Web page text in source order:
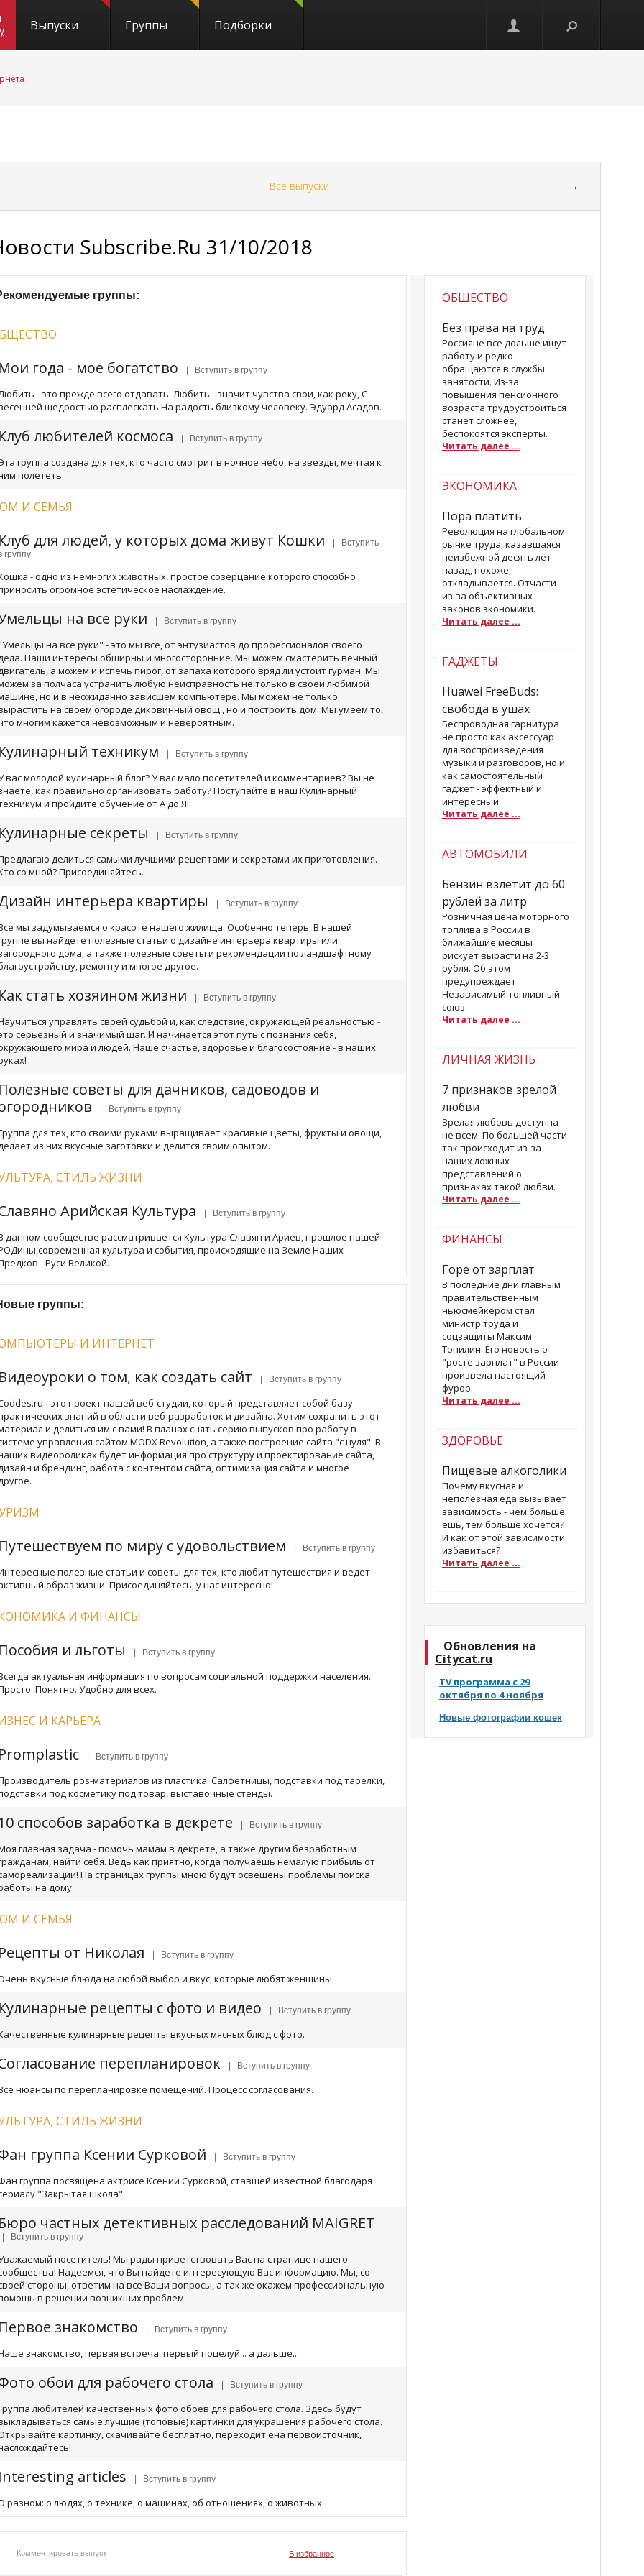
Выпуски Группы Подборки
Все выпуски →
Subscribe.Ru 31/10/2018
группы:
года - мое богатство | Вступить в группу
- это прежде всего отдавать. Любить - значит чувства свои, как реку, С
щедростью расплескать На радость близкому человеку. Эдуард Асадов.
любителей космоса | Вступить в группу
группа создана для тех, кто часто смотрит в ночное небо, на звезды, мечтая к
полететь.
И СЕМЬЯ
для людей, у которых дома живут Кошки
| Вступить
группу
- одно из немногих животных, простое созерцание которого способно
огромное эстетическое наслаждение.
на все руки | Вступить в группу
на все руки" - это мы все, от энтузиастов до профессионалов своего
Наши интересы обширны и многосторонние. Мы можем смастерить вечный
а можем и испечь пирог, от запаха которого вряд ли устоит гурман. Мы
за полчаса устранить любую неисправность не только в своей любимой
но и в неожиданно зависшем компьютере. Мы можем не только
на своем огороде диковинный овощ , но и построить дом. Мы умеем то,
многим кажется невозможным и невероятным.
техникум | Вступить в группу
вас молодой кулинарный блог? У вас мало посетителей и комментариев? Вы не
как правильно организовать работу? Поступайте в наш Кулинарный
и пройдите обучение от А до Я!
секреты | Вступить в группу
делиться самыми лучшими рецептами и секретами их приготовления.
со мной? Присоединяйтесь.
интерьера квартиры | Вступить в группу
мы задумываемся о красоте нашего жилища. Особенно теперь. В нашей
вы найдете полезные статьи о дизайне интерьера квартиры или
дома, а также полезные советы и рекомендации по ландшафтному
ремонту и многое другое.
стать хозяином жизни | Вступить в группу
управлять своей судьбой и, как следствие, окружающей реальностью -
серьезный и значимый шаг. И начинается этот путь с познания себя,
мира и людей. Наше счастье, здоровье и благосостояние - в наших
советы для дачников, садоводов и
| Вступить в группу
для тех, кто своими руками выращивает красивые цветы, фрукты и овощи,
из них вкусные заготовки и делится своим опытом.
СТИЛЬ ЖИЗНИ
Арийская Культура | Вступить в группу
данном сообществе рассматривается Культура Славян и Ариев, прошлое нашей
культура и события, происходящие на Земле Наших
- Руси Великой.
группы:
И ИНТЕРНЕТ
о том, как создать сайт | Вступить в группу
- это проект нашей веб-студии, который представляет собой базу
знаний в области веб-разработок и дизайна. Хотим сохранить этот
и делиться им с вами! В планах снять серию выпусков про работу в
управления сайтом MODX Revolution, а также построение сайта "с нуля". В
видеороликах будет информация про структуру и проектирование сайта,
и брендинг, работа с контентом сайта, оптимизация сайта и многое
по миру с удовольствием | Вступить в группу
полезные статьи и советы для тех, кто любит путешествия и ведет
образ жизни. Присоединяйтесь, у нас интересно!
И ФИНАНСЫ
и льготы | Вступить в группу
актуальная информация по вопросам социальной поддержки населения.
Понятно. Удобно для всех.
И КАРЬЕРА
| Вступить в группу
pos-материалов из пластика. Салфетницы, подставки под тарелки,
под косметику под товар, выставочные стенды.
способов заработка в декрете | Вступить в группу
главная задача - помочь мамам в декрете, а также другим безработным
найти себя. Ведь как приятно, когда получаешь немалую прибыль от
На страницах группы мною будут освещены проблемы поиска
на дому.
И СЕМЬЯ
от Николая | Вступить в группу
вкусные блюда на любой выбор и вкус, которые любят женщины.
рецепты с фото и видео | Вступить в группу
кулинарные рецепты вкусных мясных блюд с фото.
перепланировок | Вступить в группу
нюансы по перепланировке помещений. Процесс согласования.
СТИЛЬ ЖИЗНИ
группа Ксении Сурковой | Вступить в группу
группа посвящена актрисе Ксении Сурковой, ставшей известной благодаря
"Закрытая школа".
частных детективных расследований MAIGRET
Вступить в группу
посетитель! Мы рады приветствовать Вас на странице нашего
Надеемся, что Вы найдете интересующую Вас информацию. Мы, со
стороны, ответим на все Ваши вопросы, а так же окажем профессиональную
в решении возникших проблем.
знакомство | Вступить в группу
знакомство, первая встреча, первый поцелуй... а дальше...
обои для рабочего стола | Вступить в группу
любителей качественных фото обоев для рабочего стола. Здесь будут
самые лучшие (топовые) картинки для украшения рабочего стола.
картинку, скачивайте бесплатно, переходит ена первоисточник,
articles | Вступить в группу
разном: о людях, о технике, о машинах, об отношениях, о животных.
Комментировать выпуск В избранное
ОБЩЕСТВО
Без права на труд
Россияне все дольше ищут
работу и редко
обращаются в службы
занятости. Из-за
повышения пенсионного
возраста трудоустроиться
станет сложнее,
беспокоятся эксперты.
Читать далее ...
ЭКОНОМИКА
Пора платить
Революция на глобальном
рынке труда, казавшаяся
неизбежной десять лет
назад, похоже,
откладывается. Отчасти
из-за объективных
законов экономики.
Читать далее ...
ГАДЖЕТЫ
Huawei FreeBuds:
свобода в ушах
Беспроводная гарнитура
не просто как аксессуар
для воспроизведения
музыки и разговоров, но и
как самостоятельный
гаджет - эффектный и
интересный.
Читать далее ...
АВТОМОБИЛИ
Бензин взлетит до 60
рублей за литр
Розничная цена моторного
топлива в России в
ближайшие месяцы
рискует вырасти на 2-3
рубля. Об этом
предупреждает
Независимый топливный
союз.
Читать далее ...
ЛИЧНАЯ ЖИЗНЬ
7 признаков зрелой
любви
Зрелая любовь доступна
не всем. По большей части
так происходит из-за
наших ложных
представлений о
признаках такой любви.
Читать далее ...
ФИНАНСЫ
Горе от зарплат
В последние дни главным
правительственным
ньюсмейкером стал
министр труда и
соцзащиты Максим
Топилин. Его новость о
"росте зарплат" в России
произвела настоящий
фурор.
Читать далее ...
ЗДОРОВЬЕ
Пищевые алкоголики
Почему вкусная и
неполезная еда вызывает
зависимость - чем больше
ешь, тем больше хочется?
И как от этой зависимости
избавиться?
Читать далее ...
Обновления на
Citycat.ru
TV программа с 29
октября по 4 ноября
Новые фотографии кошек